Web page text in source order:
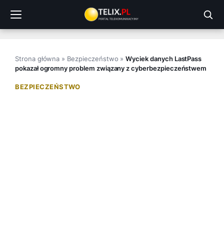
treści
Strona główna » Bezpieczeństwo »Wyciek danych LastPass
pokazał ogromny problem związany z cyberbezpieczeństwem
BEZPIECZEŃSTWO